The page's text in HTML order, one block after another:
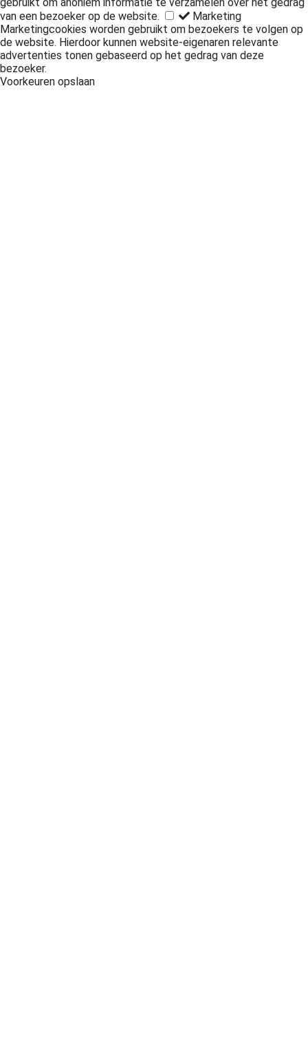
van een bezoeker op de website.
Marketing
Marketingcookies worden gebruikt om bezoekers te volgen op
de website. Hierdoor kunnen website-eigenaren relevante
advertenties tonen gebaseerd op het gedrag van deze
bezoeker.
Voorkeuren opslaan